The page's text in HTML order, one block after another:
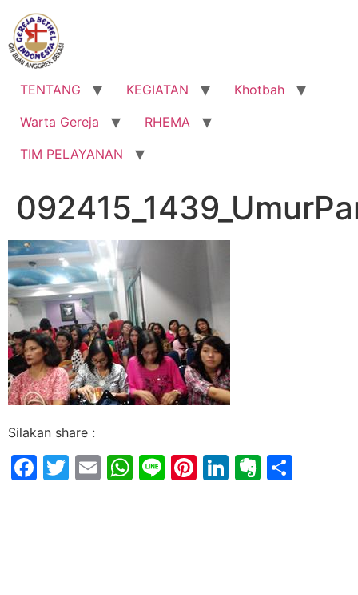
Lewati
konten
TENTANG KEGIATAN
Khotbah
Warta Gereja
RHEMA
TIM PELAYANAN
Silakan share :
Facebook
Twitter
EmailWhatsApp
LinePinterest
LinkedIn